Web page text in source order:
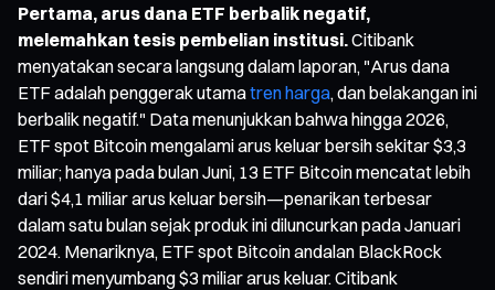
Pertama, arus dana ETF berbalik negatif,
melemahkan tesis pembelian institusi.Citibank
menyatakan secara langsung dalam laporan, "Arus dana
ETF adalah penggerak utamatren harga, dan belakangan ini
berbalik negatif." Data menunjukkan bahwa hingga 2026,
ETF spot Bitcoin mengalami arus keluar bersih sekitar $3,3
miliar; hanya pada bulan Juni, 13 ETF Bitcoin mencatat lebih
dari $4,1 miliar arus keluar bersih—penarikan terbesar
dalam satu bulan sejak produk ini diluncurkan pada Januari
2024. Menariknya, ETF spot Bitcoin andalan BlackRock
sendiri menyumbang $3 miliar arus keluar. Citibank